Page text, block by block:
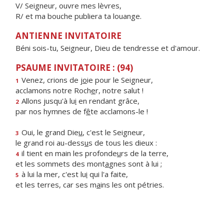
V/ Seigneur, ouvre mes lèvres,
R/ et ma bouche publiera ta louange.
ANTIENNE INVITATOIRE
Béni sois-tu, Seigneur, Dieu de tendresse et d'amour.
PSAUME INVITATOIRE : (94)
1 Venez, crions de joie pour le Seigneur,
acclamons notre Rocher, notre salut !
2 Allons jusqu'à lui en rendant grâce,
par nos hymnes de fête acclamons-le !
3 Oui, le grand Dieu, c'est le Seigneur,
le grand roi au-dessus de tous les dieux :
4 il tient en main les profondeurs de la terre,
et les sommets des montagnes sont à lui ;
5 à lui la mer, c'est lui qui l'a faite,
et les terres, car ses mains les ont pétries.